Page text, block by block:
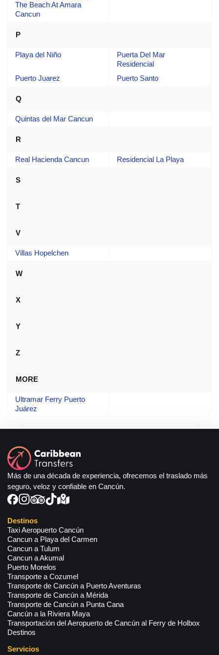
The Beach At Amara
Cancun
P
Playa del Niño
Puerta Del Mar
Residencial
Puerto Juarez
Puerto Santo
Q
Quintas del Mar Cancun
R
Real Hacienda Cancun Residencial La Playa
S
T
V
Villas Hopelchen
W
X
Y
Z
MORE
Ultramar Ferry Puerto
Juárez
Más de una década de experiencia, ofrecemos el traslado más
seguro, veloz y confiable en Cancún.
Destinos
Taxi Aeropuerto Cancún
Cancun a Playa del Carmen
Cancun a Tulum
Cancun a Akumal
Puerto Morelos
Transporte a Cozumel
Transporte de Cancún a Puerto Aventuras
Transporte de Cancún a Mérida
Transporte de Cancún a Punta Cana
Cancún a la Riviera Maya
Transportación del Aeropuerto de Cancún al Ferry de Holbox
Destinos
Servicios